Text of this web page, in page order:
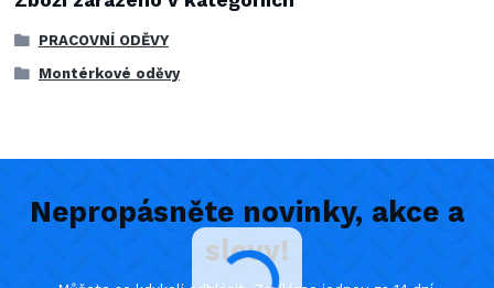
PRACOVNÍ ODĚVY
Montérkové oděvy
Nepropásněte novinky, akce a
slevy!